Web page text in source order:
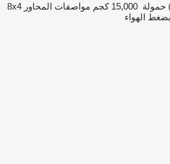
حمولة 15,000 كجم مواصفات المحاور 8x4
الهواء